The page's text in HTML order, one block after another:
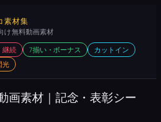
素材集
け 無料動画素材
継続 7揃い・ボーナス
カットイン
光
画素材｜記念・表彰シー